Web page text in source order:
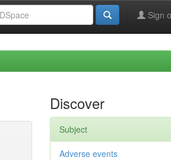
Sign
Discover
Subject
Adverse events